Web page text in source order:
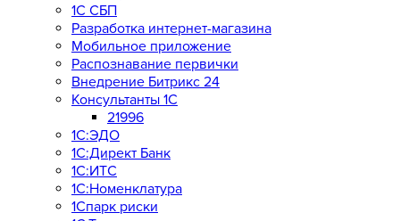
1С СБП
Разработка интернет-магазина
Мобильное приложение
Распознавание первички
Внедрение Битрикс 24
Консультанты 1С
21996
1С:ЭДО
1С:Директ Банк
1С:ИТС
1С:Номенклатура
1Спарк риски